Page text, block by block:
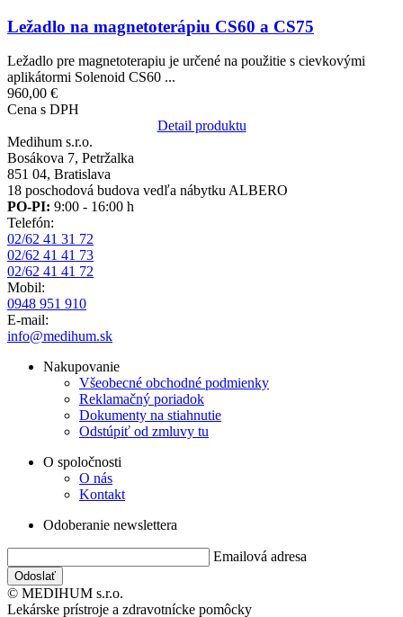
Ležadlo na magnetoterápiu CS60 a CS75
Ležadlo pre magnetoterapiu je určené na použitie s cievkovými
aplikátormi Solenoid CS60 ...
960,00 €
Cena s DPH
Detail produktu
Medihum s.r.o.
Bosákova 7, Petržalka
851 04, Bratislava
18 poschodová budova vedľa nábytku ALBERO
PO-PI: 9:00 - 16:00 h
Telefón:
02/62 41 31 72
02/62 41 41 73
02/62 41 41 72
Mobil:
0948 951 910
E-mail:
info@medihum.sk
Nakupovanie
Všeobecné obchodné podmienky
Reklamačný poriadok
Dokumenty na stiahnutie
Odstúpiť od zmluvy tu
O spoločnosti
O nás
Kontakt
Odoberanie newslettera
Emailová adresa
© MEDIHUM s.r.o.
Lekárske prístroje a zdravotnícke pomôcky